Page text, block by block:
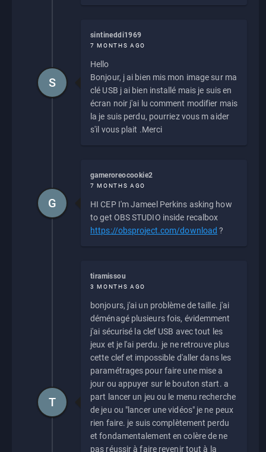
sintineddi1969
7 MONTHS AGO
Hello
Bonjour, j ai bien mis mon image sur ma
clé USB j ai bien installé mais je suis en
écran noir j'ai lu comment modifier mais
la je suis perdu, pourriez vous m aider
s'il vous plait .Merci
S
gameroreocookie2
7 MONTHS AGO
HI CEP I'm Jameel Perkins asking how
to get OBS STUDIO inside recalbox
https://obsproject.com/download ?
G
tiramissou
3 MONTHS AGO
bonjours, j'ai un problème de taille. j'ai
déménagé plusieurs fois, évidemment
j'ai sécurisé la clef USB avec tout les
jeux et je l'ai perdu. je ne retrouve plus
cette clef et impossible d'aller dans les
paramétrages pour faire une mise a
jour ou appuyer sur le bouton start. a
part lancer un jeu ou le menu recherche
de jeu ou "lancer une vidéos" je ne peux
rien faire. je suis complètement perdu
et fondamentalement en colère de ne
pas réussir à faire revenir tout à la
T